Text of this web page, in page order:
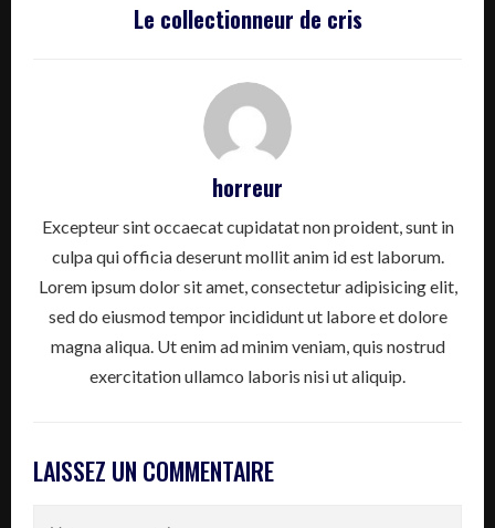
Le collectionneur de cris
horreur
Excepteur sint occaecat cupidatat non proident, sunt in
culpa qui officia deserunt mollit anim id est laborum.
Lorem ipsum dolor sit amet, consectetur adipisicing elit,
sed do eiusmod tempor incididunt ut labore et dolore
magna aliqua. Ut enim ad minim veniam, quis nostrud
exercitation ullamco laboris nisi ut aliquip.
LAISSEZ UN COMMENTAIRE